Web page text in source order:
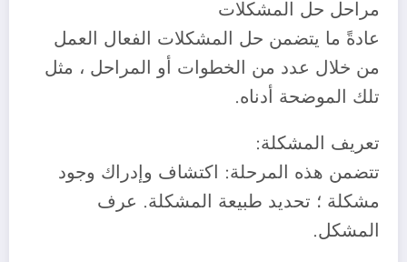
‎عادةً ما يتضمن حل المشكلات الفعال العمل
من خلال عدد من الخطوات أو المراحل ، مثل
تلك الموضحة أدناه.
‎تتضمن هذه المرحلة: اكتشاف وإدراك وجود
مشكلة ؛ تحديد طبيعة المشكلة. عرف
المشكل.